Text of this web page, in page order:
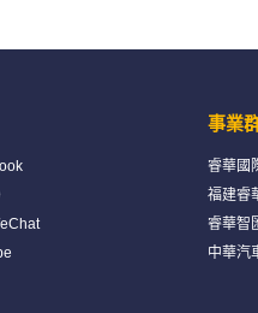
事業
睿華國
福建睿
睿華智
中華汽